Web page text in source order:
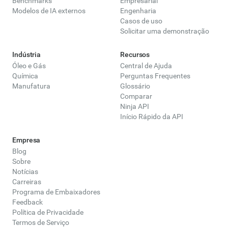
Modelos de IA externos
Engenharia
Casos de uso
Solicitar uma demonstração
Indústria
Óleo e Gás
Química
Manufatura
Recursos
Central de Ajuda
Perguntas Frequentes
Glossário
Comparar
Ninja API
Início Rápido da API
Empresa
Blog
Sobre
Notícias
Carreiras
Programa de Embaixadores
Feedback
Política de Privacidade
Termos de Serviço